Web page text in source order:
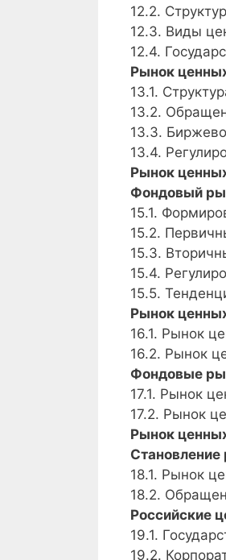
12.2.
12.3. Виды
12.4.
Рынок
13.1.
13.2.
13.3.
13.4.
Рынок
Фондовый
15.1.
15.2.
15.3.
15.4.
15.5.
Рынок
16.1. Рынок
16.2. Рынок
Фондовые
17.1. Рынок
17.2. Рынок
Рынок
18.1. Рынок
18.2.
Российские
19.1.
19.2.